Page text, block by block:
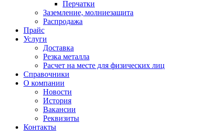
Перчатки
Заземление, молниезащита
Распродажа
Прайс
Услуги
Доставка
Резка металла
Расчет на месте для физических лиц
Справочники
О компании
Новости
История
Вакансии
Реквизиты
Контакты